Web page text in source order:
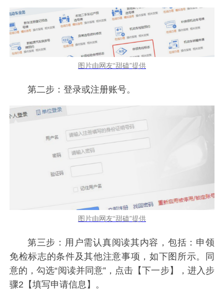
图片由网友“甜磕”提供
第二步：登录或注册账号。
图片由网友“甜磕”提供
第三步：用户需认真阅读其内容，包括：申领
免检标志的条件及其他注意事项，如下图所示。同
意的，勾选“阅读并同意”，点击【下一步】，进入步
骤2【填写申请信息】。